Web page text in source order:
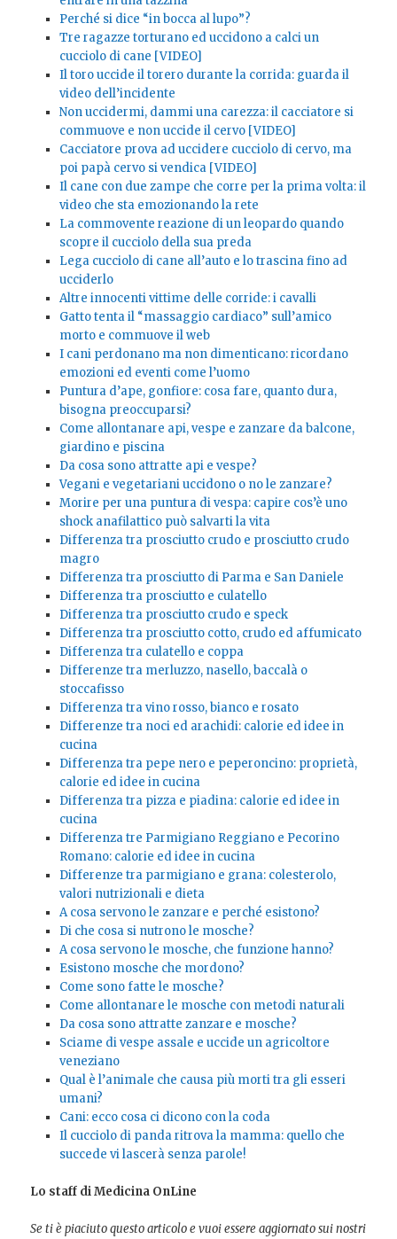
Perché si dice “in bocca al lupo”?
Tre ragazze torturano ed uccidono a calci un
cucciolo di cane [VIDEO]
Il toro uccide il torero durante la corrida: guarda il
video dell’incidente
Non uccidermi, dammi una carezza: il cacciatore si
commuove e non uccide il cervo [VIDEO]
Cacciatore prova ad uccidere cucciolo di cervo, ma
poi papà cervo si vendica [VIDEO]
Il cane con due zampe che corre per la prima volta: il
video che sta emozionando la rete
La commovente reazione di un leopardo quando
scopre il cucciolo della sua preda
Lega cucciolo di cane all’auto e lo trascina fino ad
ucciderlo
Altre innocenti vittime delle corride: i cavalli
Gatto tenta il “massaggio cardiaco” sull’amico
morto e commuove il web
I cani perdonano ma non dimenticano: ricordano
emozioni ed eventi come l’uomo
Puntura d’ape, gonfiore: cosa fare, quanto dura,
bisogna preoccuparsi?
Come allontanare api, vespe e zanzare da balcone,
giardino e piscina
Da cosa sono attratte api e vespe?
Vegani e vegetariani uccidono o no le zanzare?
Morire per una puntura di vespa: capire cos’è uno
shock anafilattico può salvarti la vita
Differenza tra prosciutto crudo e prosciutto crudo
magro
Differenza tra prosciutto di Parma e San Daniele
Differenza tra prosciutto e culatello
Differenza tra prosciutto crudo e speck
Differenza tra prosciutto cotto, crudo ed affumicato
Differenza tra culatello e coppa
Differenze tra merluzzo, nasello, baccalà o
stoccafisso
Differenza tra vino rosso, bianco e rosato
Differenze tra noci ed arachidi: calorie ed idee in
cucina
Differenza tra pepe nero e peperoncino: proprietà,
calorie ed idee in cucina
Differenza tra pizza e piadina: calorie ed idee in
cucina
Differenza tre Parmigiano Reggiano e Pecorino
Romano: calorie ed idee in cucina
Differenze tra parmigiano e grana: colesterolo,
valori nutrizionali e dieta
A cosa servono le zanzare e perché esistono?
Di che cosa si nutrono le mosche?
A cosa servono le mosche, che funzione hanno?
Esistono mosche che mordono?
Come sono fatte le mosche?
Come allontanare le mosche con metodi naturali
Da cosa sono attratte zanzare e mosche?
Sciame di vespe assale e uccide un agricoltore
veneziano
Qual è l’animale che causa più morti tra gli esseri
umani?
Cani: ecco cosa ci dicono con la coda
Il cucciolo di panda ritrova la mamma: quello che
succede vi lascerà senza parole!
Lo staff di Medicina OnLine
Se ti è piaciuto questo articolo e vuoi essere aggiornato sui nostri